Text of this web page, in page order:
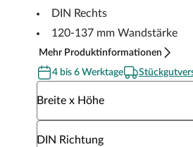
DIN Rechts
120-137 mm Wandstärke
Mehr Produktinformationen
4 bis 6 Werktage
Breite x Höhe
DIN Richtung